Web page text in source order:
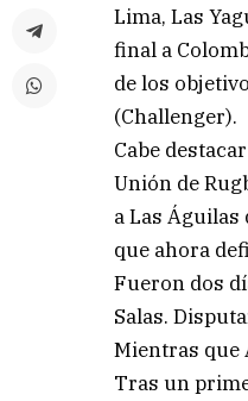
Lima, Las
final a
de los
(Challenger).
Cabe
Unión de
a Las
que ahora
Fueron dos
Salas.
Mientras que
Tras un